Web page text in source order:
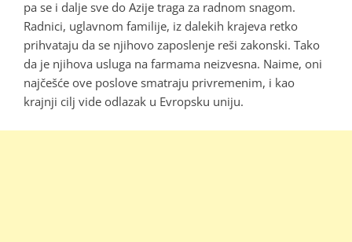
pa se i dalje sve do Azije traga za radnom snagom.
Radnici, uglavnom familije, iz dalekih krajeva retko
prihvataju da se njihovo zaposlenje reši zakonski. Tako
da je njihova usluga na farmama neizvesna. Naime, oni
najčešće ove poslove smatraju privremenim, i kao
krajnji cilj vide odlazak u Evropsku uniju.